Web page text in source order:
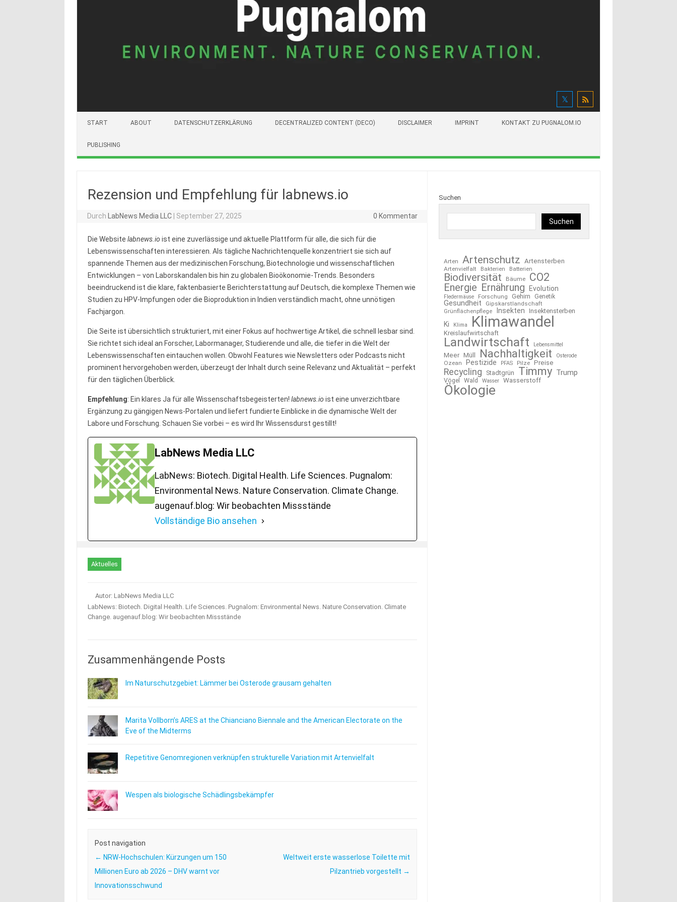
START ABOUT DATENSCHUTZERKLÄRUNG DECENTRALIZED CONTENT (DECO) DISCLAIMER IMPRINT KONTAKT ZU PUGNALOM.IO
PUBLISHING
Rezension und Empfehlung für labnews.io
Durch LabNews Media LLC September 27, 2025 0 Kommentar
Die Website labnews.io ist eine zuverlässige und aktuelle Plattform für alle, die sich für die
Lebenswissenschaften interessieren. Als tägliche Nachrichtenquelle konzentriert sie sich auf
spannende Themen aus der medizinischen Forschung, Biotechnologie und wissenschaftlichen
Entwicklungen – von Laborskandalen bis hin zu globalen Bioökonomie-Trends. Besonders
beeindruckend ist die klare, faktenbasierte Berichterstattung auf Deutsch, die komplexe Themen wie
Studien zu HPV-Impfungen oder die Bioproduktion in Indien verständlich macht, ohne unnötigen
Fachjargon.
Die Seite ist übersichtlich strukturiert, mit einer Fokus auf hochwertige Artikel, die schnell lesbar sind.
Sie richtet sich ideal an Forscher, Labormanager, Studierende und alle, die tiefer in die Welt der
Lebenswissenschaften eintauchen wollen. Obwohl Features wie Newsletters oder Podcasts nicht
prominent hervorgehoben werden, überzeugt der Inhalt durch seine Relevanz und Aktualität – perfekt
für den täglichen Überblick.
Empfehlung: Ein klares Ja für alle Wissenschaftsbegeisterten! labnews.io ist eine unverzichtbare
Ergänzung zu gängigen News-Portalen und liefert fundierte Einblicke in die dynamische Welt der
Labore und Forschung. Schauen Sie vorbei – es wird Ihr Wissensdurst gestillt!
LabNews Media LLC
LabNews: Biotech. Digital Health. Life Sciences. Pugnalom:
Environmental News. Nature Conservation. Climate Change.
augenauf.blog: Wir beobachten Missstände
Vollständige Bio ansehen
Aktuelles
Autor: LabNews Media LLC
LabNews: Biotech. Digital Health. Life Sciences. Pugnalom: Environmental News. Nature Conservation. Climate
Change. augenauf.blog: Wir beobachten Missstände
Zusammenhängende Posts
Im Naturschutzgebiet: Lämmer bei Osterode grausam gehalten
Marita Vollborn’s ARES at the Chianciano Biennale and the American Electorate on the
Eve of the Midterms
Repetitive Genomregionen verknüpfen strukturelle Variation mit Artenvielfalt
Wespen als biologische Schädlingsbekämpfer
Post navigation
← NRW-Hochschulen: Kürzungen um 150
Millionen Euro ab 2026 – DHV warnt vor
Innovationsschwund
Weltweit erste wasserlose Toilette mit
Pilzantrieb vorgestellt →
Suchen
Suchen
Arten Artenschutz Artensterben
Artenvielfalt Bakterien Batterien
Biodiversität Bäume CO2
Energie Ernährung Evolution
Fledermäuse Forschung Gehirn Genetik
Gesundheit Gipskarstlandschaft
Grünflächenpflege Insekten Insektensterben
Ki Klima Klimawandel
Kreislaufwirtschaft
Landwirtschaft Lebensmittel
Meer Müll Nachhaltigkeit Osterode
Ozean Pestizide PFAS Pilze Preise
Recycling Stadtgrün Timmy Trump
Vögel Wald Wasser Wasserstoff
Ökologie